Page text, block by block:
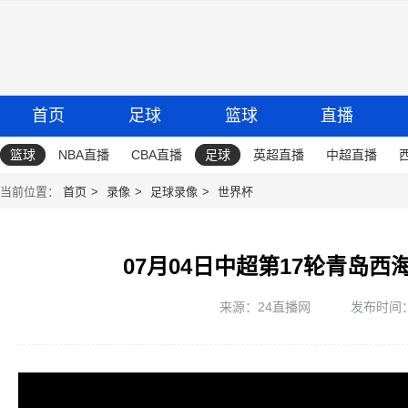
首页 足球 篮球 直播
篮球 NBA直播 CBA直播 足球 英超直播 中超直播
当前位置： 首页 录像 足球录像 世界杯
07月04日中超第17轮青岛西
来源：24直播网 发布时间